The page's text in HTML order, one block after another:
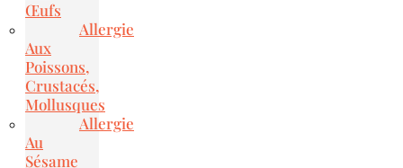
Œufs
Allergie
Aux
Poissons,
Crustacés,
Mollusques
Allergie
Au
Sésame